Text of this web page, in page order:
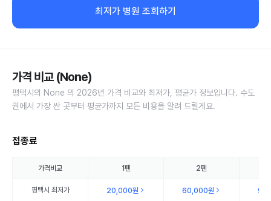
최저가 병원 조회하기
가격 비교 (None)
평택시의 None 의 2026년 가격 비교와 최저가, 평균가 정보입니다. 수도
권에서 가장 싼 곳부터 평균가까지 모든 비용을 알려 드릴게요.
접종료
가격비교 1펜 2펜
평택시 최저가 20,000원 60,000원